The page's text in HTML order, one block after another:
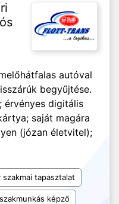
autóval
begyűjtése.
érvényes digitális
saját magára
(józan életvitel);
szakmai tapasztalat
képző